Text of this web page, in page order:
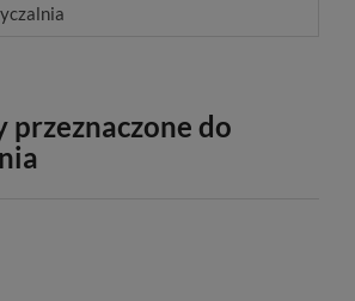
przeznaczone do